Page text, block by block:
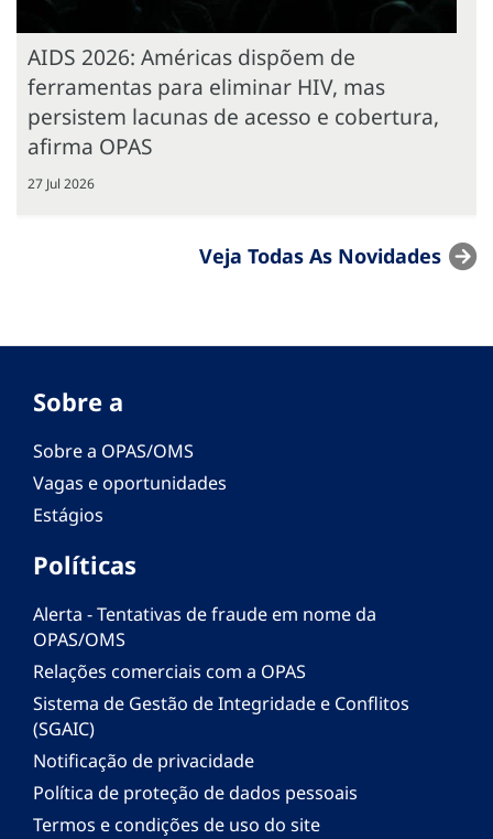
AIDS 2026: Américas dispõem de
ferramentas para eliminar HIV, mas
persistem lacunas de acesso e cobertura,
afirma OPAS
27 Jul 2026
Veja Todas As Novidades
Sobre a
Sobre a OPAS/OMS
Vagas e oportunidades
Estágios
Políticas
Alerta - Tentativas de fraude em nome da
OPAS/OMS
Relações comerciais com a OPAS
Sistema de Gestão de Integridade e Conflitos
(SGAIC)
Notificação de privacidade
Política de proteção de dados pessoais
Termos e condições de uso do site